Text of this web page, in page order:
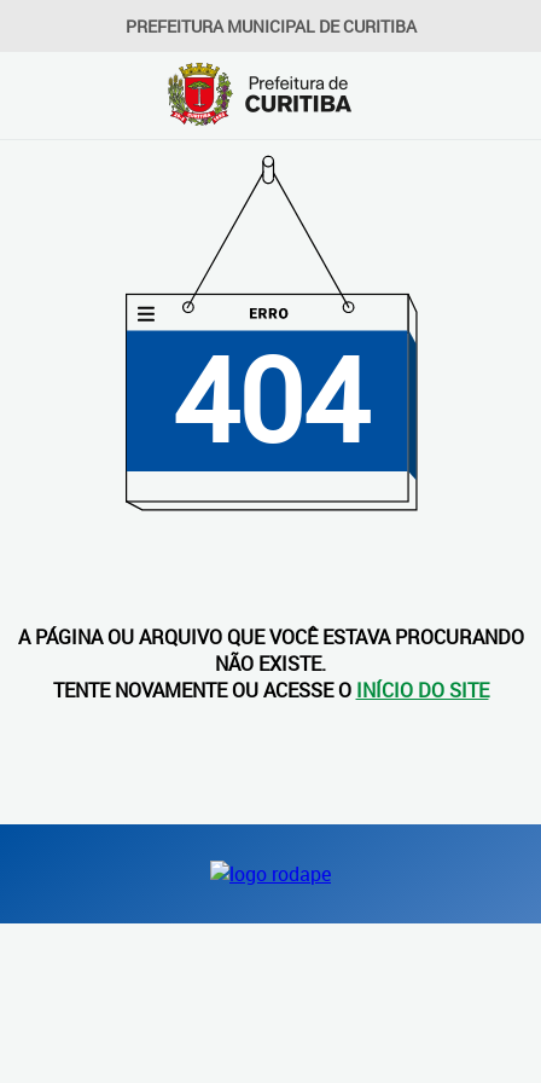
PREFEITURA MUNICIPAL DE CURITIBA
404
A PÁGINA OU ARQUIVO QUE VOCÊ ESTAVA PROCURANDO
NÃO EXISTE.
TENTE NOVAMENTE OU ACESSE O INÍCIO DO SITE